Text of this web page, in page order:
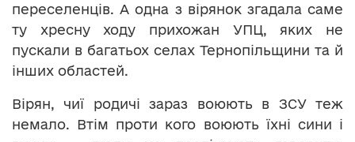
переселенців. А одна з вірянок згадала саме
ту хресну ходу прихожан УПЦ, яких не
пускали в багатьох селах Тернопільщини та й
інших областей.
Вірян, чиї родичі зараз воюють в ЗСУ теж
немало. Втім проти кого воюють їхні сини і